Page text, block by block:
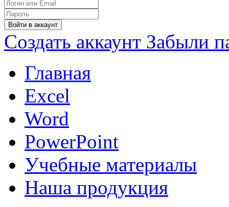
Войти в аккаунт
Создать аккаунт Забыли
Главная
Excel
Word
PowerPoint
Учебные материалы
Наша продукция